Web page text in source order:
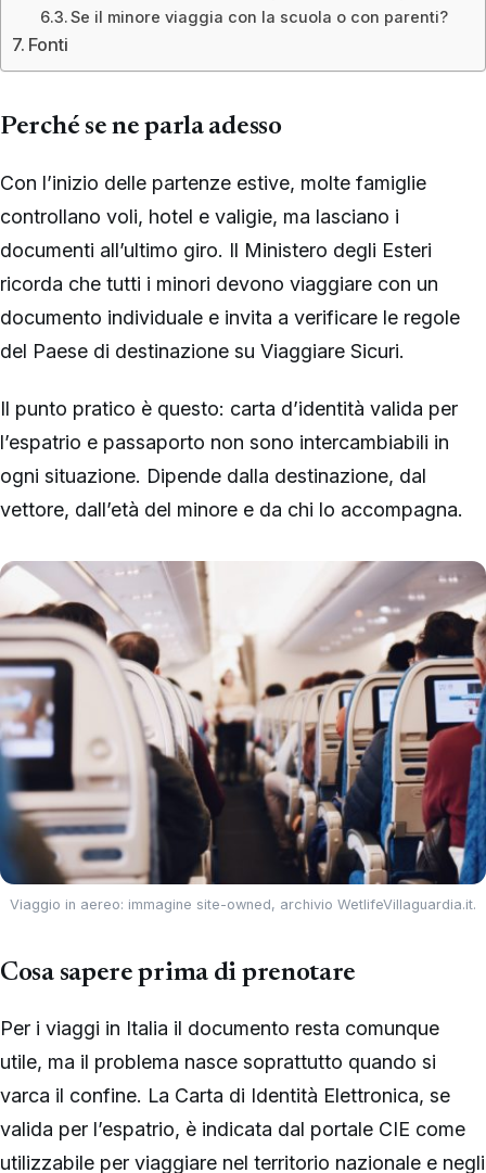
Se il minore viaggia con la scuola o con parenti?
Fonti
Perché se ne parla adesso
Con l’inizio delle partenze estive, molte famiglie
controllano voli, hotel e valigie, ma lasciano i
documenti all’ultimo giro. Il Ministero degli Esteri
ricorda che tutti i minori devono viaggiare con un
documento individuale e invita a verificare le regole
del Paese di destinazione su Viaggiare Sicuri.
Il punto pratico è questo: carta d’identità valida per
l’espatrio e passaporto non sono intercambiabili in
ogni situazione. Dipende dalla destinazione, dal
vettore, dall’età del minore e da chi lo accompagna.
Viaggio in aereo: immagine site-owned, archivio WetlifeVillaguardia.it.
Cosa sapere prima di prenotare
Per i viaggi in Italia il documento resta comunque
utile, ma il problema nasce soprattutto quando si
varca il confine. La Carta di Identità Elettronica, se
valida per l’espatrio, è indicata dal portale CIE come
utilizzabile per viaggiare nel territorio nazionale e negli